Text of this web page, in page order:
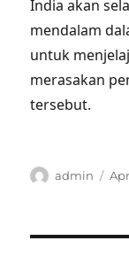
India akan
mendalam
untuk
merasakan
tersebut.
Author
admin